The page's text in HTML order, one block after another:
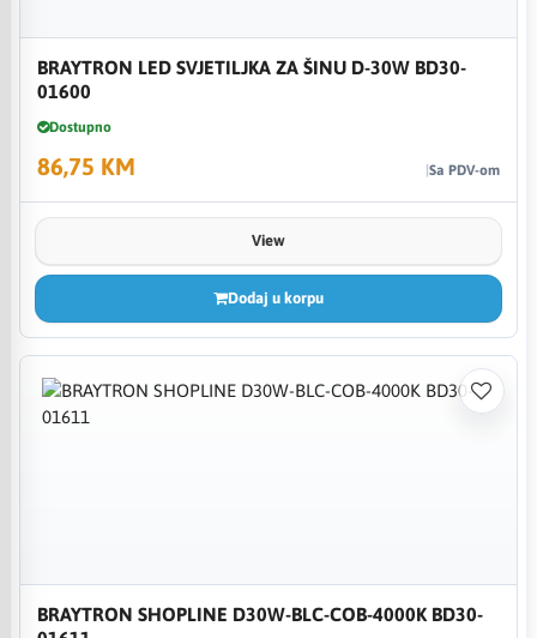
BRAYTRON LED SVJETILJKA ZA ŠINU D-30W BD30-
01600
Dostupno
86,75 KM Sa PDV-om
View
Dodaj u korpu
BRAYTRON SHOPLINE D30W-BLC-COB-4000K BD30-